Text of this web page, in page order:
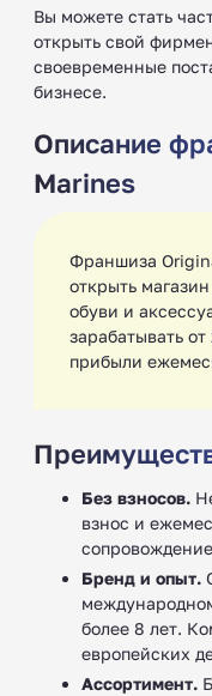
Вы можете стать
открыть свой
своевременные
бизнесе.
Описание
Marines
Франшиза
открыть
обуви и
зарабатывать
прибыли
Без взносов.
взнос и
Бренд и опыт.
более 8 лет.
европейских
Ассортимент.